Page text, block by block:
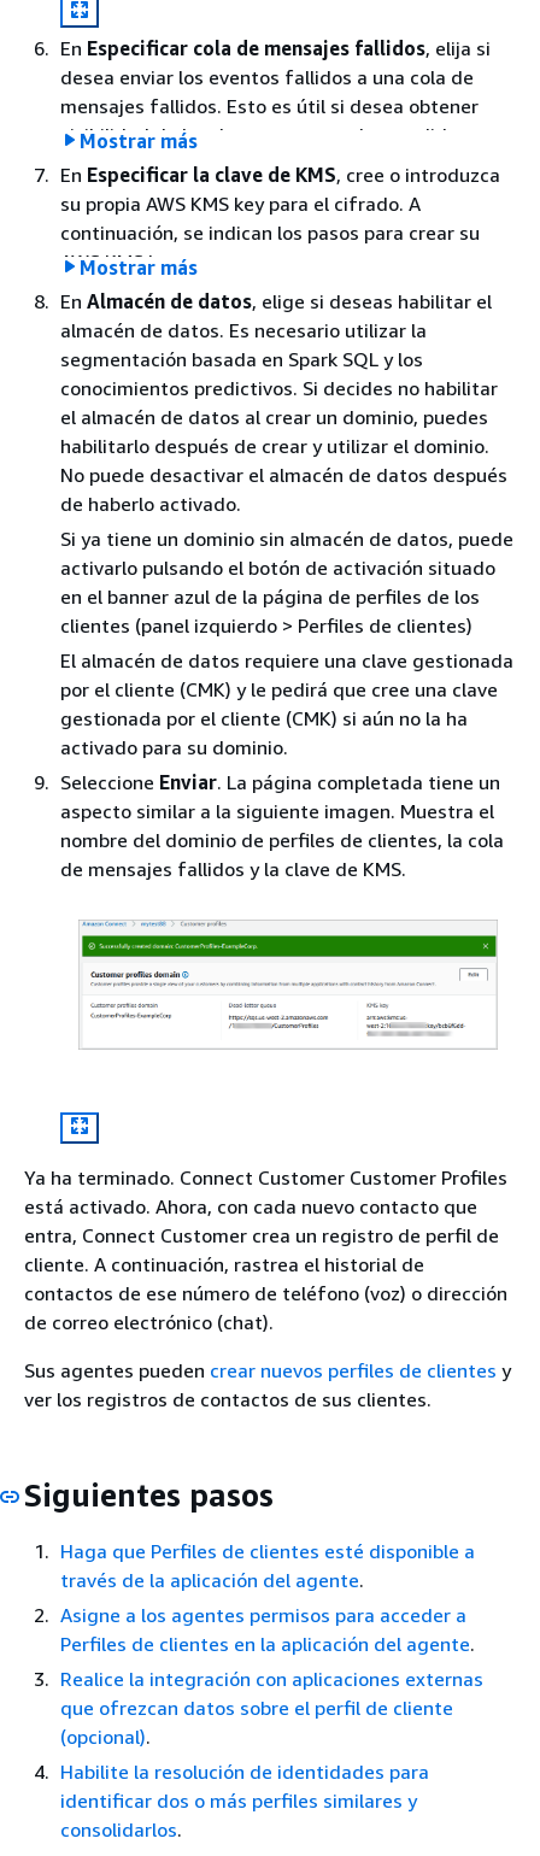
En Especificar cola de mensajes fallidos, elija si
desea enviar los eventos fallidos a una cola de
mensajes fallidos. Esto es útil si desea obtener
visibilidad de los datos que no se han podido
ingerir. También le da la opción de volver a intentar
estas ingestas de datos con errores en el futuro.
Los pasos para crear una cola de mensajes fallidos
son los siguientes:
elijaCrear una cola de SQS nueva o
seleccionar una cola de SQS existente
continuación, elija Crear una nueva cola de
mensajes fallidos.
Se abre una nueva pestaña en el navegador
para la consola de Amazon SQS. Elige
En la páginaCrear cola, elijaEstándary, a
continuación, asigne un nombre a la cola.
En la secciónPolítica de acceso, elija
Avanzada.
necesario, actualice esta sección para permitir
el acceso únicamente a los roles
correspondientes.
Al final de la sección Instrucción (línea 15 en la
siguiente imagen), agregue una coma después
de } y presione Enter.
Mostrar más
En Especificar la clave de KMS, cree o introduzca
su propia AWS KMS key para el cifrado. A
continuación, se indican los pasos para crear su
AWS KMS key:
En la páginaPerfiles de clientes habilitados
seleccioneCrear una AWS KMS key .
Se abrirá una nueva pestaña en su navegador
para la consola Key Management Service
(KMS). En la páginaConfigurar clave
En la páginaAgregar etiquetas, escriba un
nombre y una descripción para la clave y, a
continuación, elijaSiguiente.
En la página
Definir permisos de
administración de claves
, elija Siguiente
En la página
Definir permisos de uso de
claves
, elija Siguiente
En la página
claves
, elija Finalizar
En el siguiente ejemplo, el nombre de la clave
comienza por
bcb6fdd
Mostrar más
En Almacén de datos, elige si deseas habilitar el
almacén de datos. Es necesario utilizar la
segmentación basada en Spark SQL y los
conocimientos predictivos. Si decides no habilitar
el almacén de datos al crear un dominio, puedes
habilitarlo después de crear y utilizar el dominio.
No puede desactivar el almacén de datos después
de haberlo activado.
Si ya tiene un dominio sin almacén de datos, puede
activarlo pulsando el botón de activación situado
en el banner azul de la página de perfiles de los
clientes (panel izquierdo > Perfiles de clientes)
El almacén de datos requiere una clave gestionada
por el cliente (CMK) y le pedirá que cree una clave
gestionada por el cliente (CMK) si aún no la ha
activado para su dominio.
Seleccione Enviar. La página completada tiene un
aspecto similar a la siguiente imagen. Muestra el
nombre del dominio de perfiles de clientes, la cola
de mensajes fallidos y la clave de KMS.
Ya ha terminado. Connect Customer Customer Profiles
está activado. Ahora, con cada nuevo contacto que
entra, Connect Customer crea un registro de perfil de
cliente. A continuación, rastrea el historial de
contactos de ese número de teléfono (voz) o dirección
de correo electrónico (chat).
Sus agentes pueden crear nuevos perfiles de clientes y
ver los registros de contactos de sus clientes.
Siguientes pasos
Haga que Perfiles de clientes esté disponible a
través de la aplicación del agente.
Asigne a los agentes permisos para acceder a
Perfiles de clientes en la aplicación del agente.
Realice la integración con aplicaciones externas
que ofrezcan datos sobre el perfil de cliente
(opcional).
Habilite la resolución de identidades para
identificar dos o más perfiles similares y
consolidarlos.